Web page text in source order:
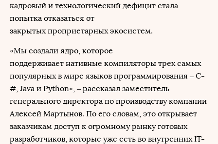
кадровый и технологический дефицит стала
попытка отказаться от
закрытых проприетарных экосистем.
«Мы создали ядро, которое
поддерживает нативные компиляторы трех самых
популярных в мире языков программирования – C-
#, Java и Python», – рассказал заместитель
генерального директора по производству компании
Алексей Мартынов. По его словам, это открывает
заказчикам доступ к огромному рынку готовых
разработчиков, которые уже есть во внутренних IT-